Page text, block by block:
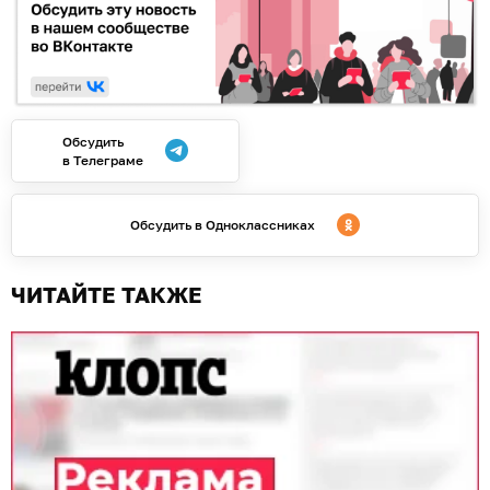
Обсудить
в Телеграме
Обсудить в Одноклассниках
ЧИТАЙТЕ ТАКЖЕ